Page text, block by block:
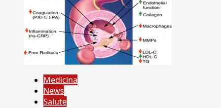
Medicina
News
Salute